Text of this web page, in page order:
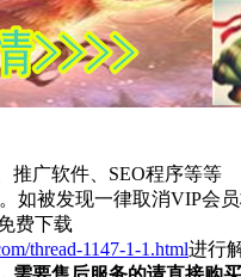
推广软件、SEO程序等等
被发现一律取消VIP会
费下载
thread-1147-1-1.html进行